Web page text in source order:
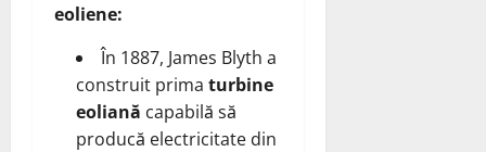
eoliene:
În 1887, James Blyth a
construit prima turbine
eoliană capabilă să
producă electricitate din